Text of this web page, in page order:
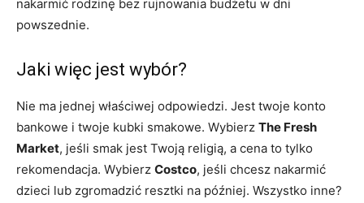
nakarmić rodzinę bez rujnowania budżetu w dni
powszednie.
Jaki więc jest wybór?
Nie ma jednej właściwej odpowiedzi. Jest twoje konto
bankowe i twoje kubki smakowe. Wybierz The Fresh
Market, jeśli smak jest Twoją religią, a cena to tylko
rekomendacja. Wybierz Costco, jeśli chcesz nakarmić
dzieci lub zgromadzić resztki na później. Wszystko inne?